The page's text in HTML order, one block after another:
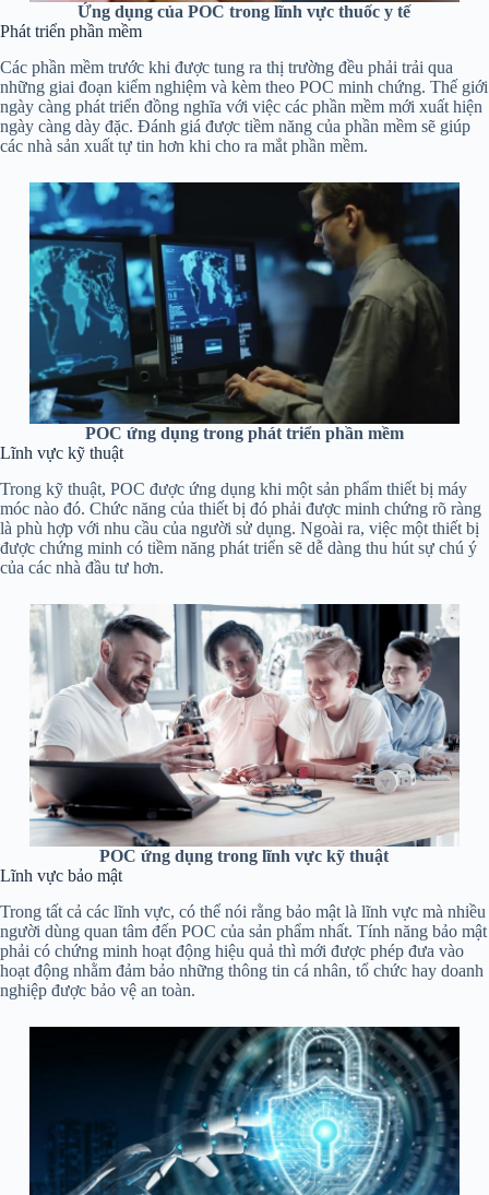
Ứng dụng của POC trong lĩnh vực thuốc y tế
Phát triển phần mềm
Các phần mềm trước khi được tung ra thị trường đều phải trải qua
những giai đoạn kiểm nghiệm và kèm theo POC minh chứng. Thế giới
ngày càng phát triển đồng nghĩa với việc các phần mềm mới xuất hiện
ngày càng dày đặc. Đánh giá được tiềm năng của phần mềm sẽ giúp
các nhà sản xuất tự tin hơn khi cho ra mắt phần mềm.
POC ứng dụng trong phát triển phần mềm
Lĩnh vực kỹ thuật
Trong kỹ thuật, POC được ứng dụng khi một sản phẩm thiết bị máy
móc nào đó. Chức năng của thiết bị đó phải được minh chứng rõ ràng
là phù hợp với nhu cầu của người sử dụng. Ngoài ra, việc một thiết bị
được chứng minh có tiềm năng phát triển sẽ dễ dàng thu hút sự chú ý
của các nhà đầu tư hơn.
POC ứng dụng trong lĩnh vực kỹ thuật
Lĩnh vực bảo mật
Trong tất cả các lĩnh vực, có thể nói rằng bảo mật là lĩnh vực mà nhiều
người dùng quan tâm đến POC của sản phẩm nhất. Tính năng bảo mật
phải có chứng minh hoạt động hiệu quả thì mới được phép đưa vào
hoạt động nhằm đảm bảo những thông tin cá nhân, tổ chức hay doanh
nghiệp được bảo vệ an toàn.